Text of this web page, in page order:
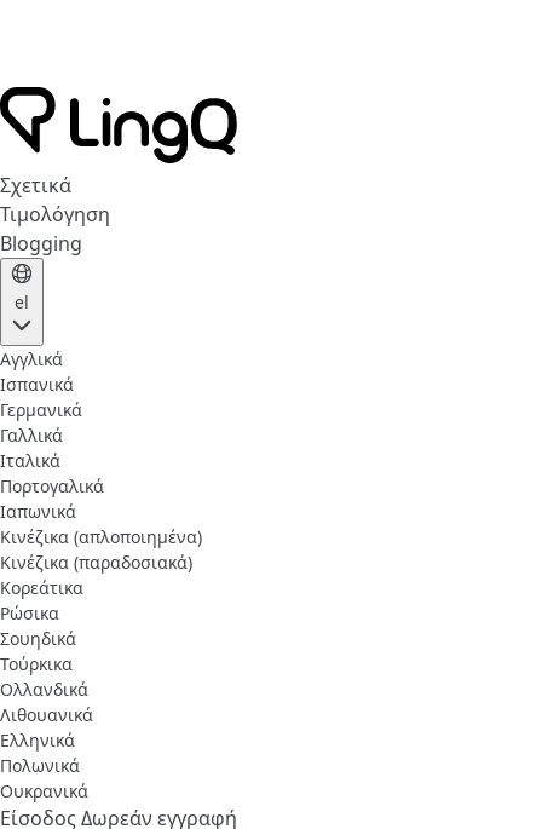
Σχετικά
Τιμολόγηση
Blogging
el
Αγγλικά
Ισπανικά
Γερμανικά
Γαλλικά
Ιταλικά
Πορτογαλικά
Ιαπωνικά
Κινέζικα (απλοποιημένα)
Κινέζικα (παραδοσιακά)
Κορεάτικα
Ρώσικα
Σουηδικά
Τούρκικα
Ολλανδικά
Λιθουανικά
Ελληνικά
Πολωνικά
Ουκρανικά
ΕίσοδοςΔωρεάν εγγραφή